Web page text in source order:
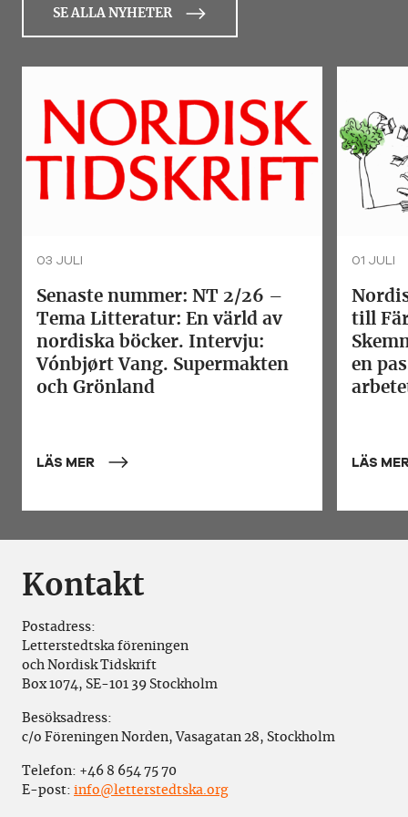
SE ALLA NYHETER
03 JULI
Senaste nummer: NT 2/26 –
Tema Litteratur: En värld av
nordiska böcker. Intervju:
Vónbjørt Vang. Supermakten
och Grönland
LÄS MER
01 JULI
till
en
LÄS
Kontakt
Postadress:
Letterstedtska föreningen
och Nordisk Tidskrift
Box 1074, SE-101 39 Stockholm
Besöksadress:
c/o Föreningen Norden, Vasagatan 28, Stockholm
Telefon: +46 8 654 75 70
E-post: info@letterstedtska.org